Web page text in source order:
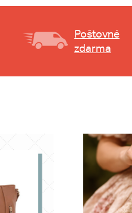
Poštovné
zdarma